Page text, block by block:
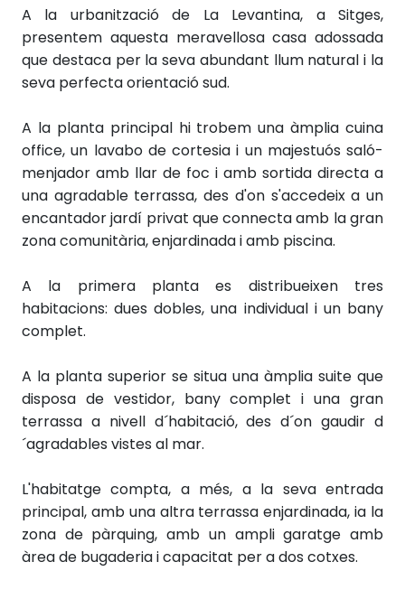
A la urbanització de La Levantina, a Sitges,
presentem aquesta meravellosa casa adossada
que destaca per la seva abundant llum natural i la
seva perfecta orientació sud.
A la planta principal hi trobem una àmplia cuina
office, un lavabo de cortesia i un majestuós saló-
menjador amb llar de foc i amb sortida directa a
una agradable terrassa, des d'on s'accedeix a un
encantador jardí privat que connecta amb la gran
zona comunitària, enjardinada i amb piscina.
A la primera planta es distribueixen tres
habitacions: dues dobles, una individual i un bany
complet.
A la planta superior se situa una àmplia suite que
disposa de vestidor, bany complet i una gran
terrassa a nivell d´habitació, des d´on gaudir d
´agradables vistes al mar.
L'habitatge compta, a més, a la seva entrada
principal, amb una altra terrassa enjardinada, ia la
zona de pàrquing, amb un ampli garatge amb
àrea de bugaderia i capacitat per a dos cotxes.